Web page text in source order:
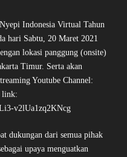
Indonesia Virtual Tahun
hari Sabtu, 20 Maret 2021
lokasi panggung (onsite)
Timur. Serta akan
Youtube Channel:
link:
v2lUa1zq2KNcg
dukungan dari semua pihak
upaya menguatkan